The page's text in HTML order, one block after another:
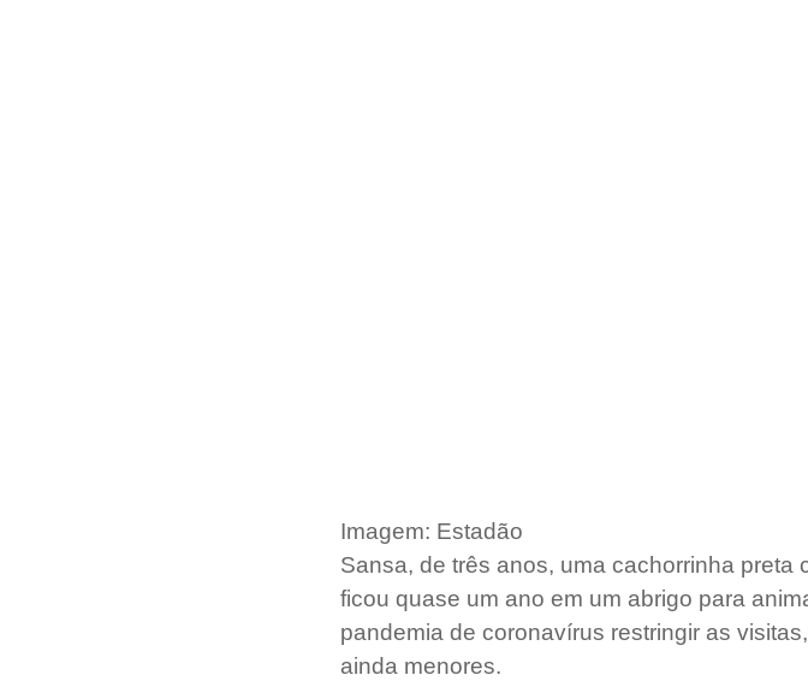
Imagem: Estadão
Sansa, de três anos, uma cachorrinha preta
ficou quase um ano em um abrigo para
pandemia de coronavírus restringir as
ainda menores.